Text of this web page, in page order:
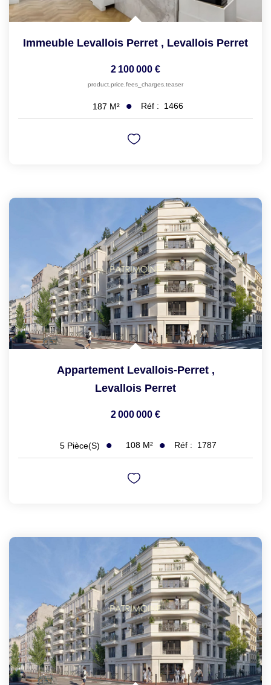
Immeuble Levallois Perret , Levallois Perret
2 100 000 €
product.price.fees_charges.teaser
187 M² Réf : 1466
Appartement Levallois-Perret ,
Levallois Perret
2 000 000 €
5 Pièce(s) 108 M² Réf : 1787